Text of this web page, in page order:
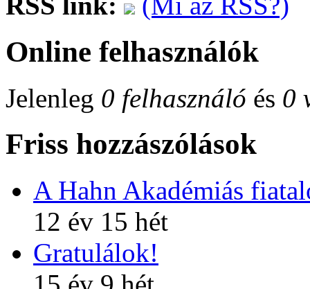
Online felhasználók
Jelenleg 0 felhasználó és 0
Friss hozzászólások
A Hahn Akadémiás
12 év 15 hét
Gratulálok!